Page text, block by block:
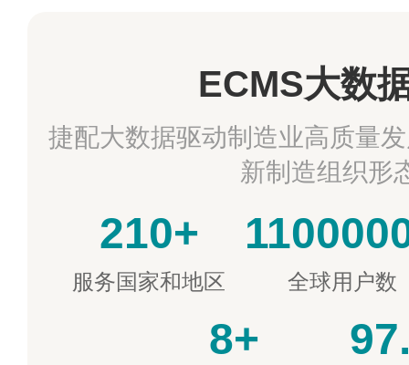
ECMS大数
捷配大数据驱动制造业高质量
新制造组织形
210+
服务国家和地区 全球用户数
8+